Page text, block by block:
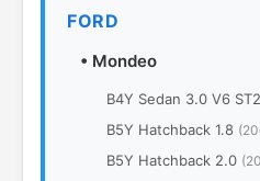
FORD
• Mondeo
B4Y Sedan 3.0 V6
B5Y Hatchback 1.8
B5Y Hatchback 2.0